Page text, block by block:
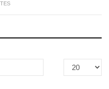
Cantidad
a